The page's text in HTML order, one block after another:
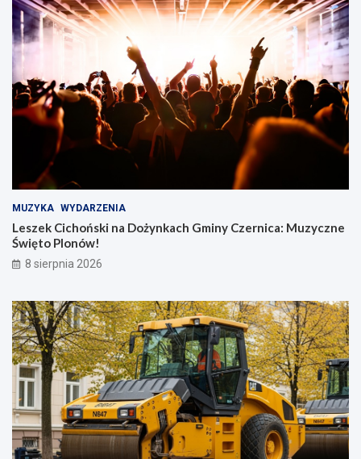
MUZYKA WYDARZENIA
Leszek Cichoński na Dożynkach Gminy Czernica: Muzyczne
Święto Plonów!
8 sierpnia 2026